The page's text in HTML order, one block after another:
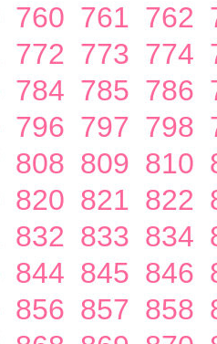
760 761 762
772 773 774
784 785 786
796 797 798
808 809 810
820 821 822
832 833 834
844 845 846
856 857 858